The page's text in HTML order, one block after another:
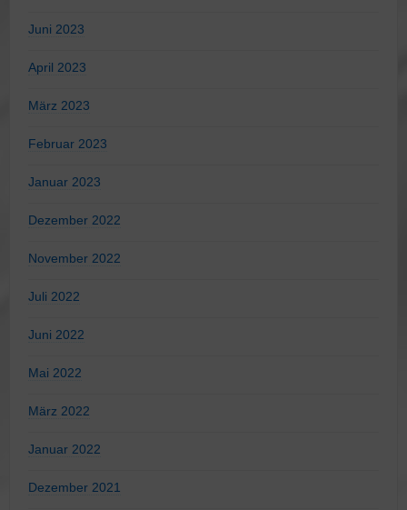
Juni 2023
April 2023
März 2023
Februar 2023
Januar 2023
Dezember 2022
November 2022
Juli 2022
Juni 2022
Mai 2022
März 2022
Januar 2022
Dezember 2021